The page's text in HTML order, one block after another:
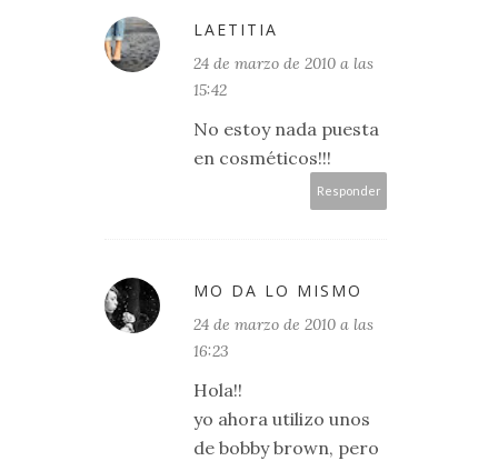
LAETITIA
24 de marzo de 2010 a las
15:42
No estoy nada puesta
en cosméticos!!!
Responder
MO DA LO MISMO
24 de marzo de 2010 a las
16:23
Hola!!
yo ahora utilizo unos
de bobby brown, pero